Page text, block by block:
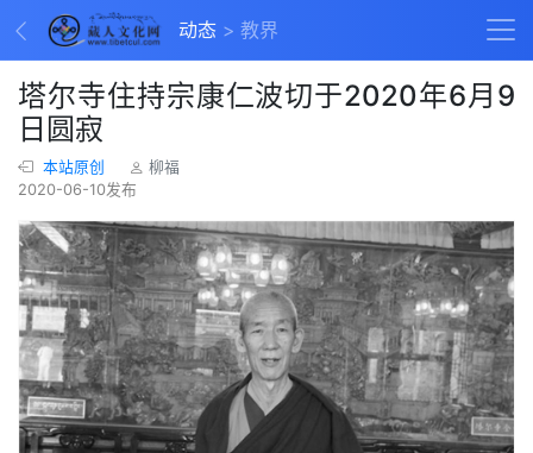
动态 教界
塔尔寺住持宗康仁波切于2020年6月9
日圆寂
本站原创
柳福
2020-06-10发布